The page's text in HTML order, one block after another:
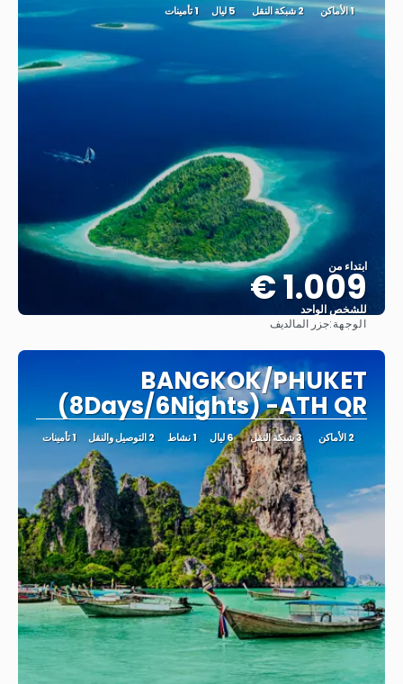
1 الأماكن 2 شبكة النقل 5 ليال 1 تأمينات
ابتداء من
1.009 €
للشخص الواحد
الوجهة:جزر المالديف
BANGKOK/PHUKET
(8Days/6Nights) -ATH QR
2 الأماكن 3 شبكة النقل 6 ليال 1 نشاط 2 التوصيل والنقل 1 تأمينات